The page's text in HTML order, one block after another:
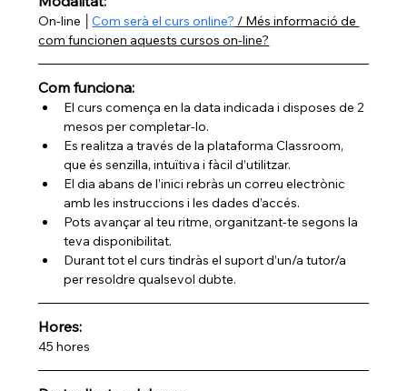
On-line │Com serà el curs online? / Més informació de
com funcionen aquests cursos on-line?
Com funciona:
El curs comença en la data indicada i disposes de 2
mesos per completar-lo.
Es realitza a través de la plataforma Classroom,
que és senzilla, intuïtiva i fàcil d’utilitzar.
El dia abans de l’inici rebràs un correu electrònic
amb les instruccions i les dades d’accés.
Pots avançar al teu ritme, organitzant-te segons la
teva disponibilitat.
Durant tot el curs tindràs el suport d’un/a tutor/a
per resoldre qualsevol dubte.
Hores:
45 hores